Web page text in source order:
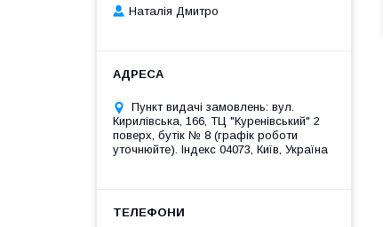
Наталія Дмитро
Пункт видачі замовлень: вул.
Кирилівська, 166, ТЦ "Куренівський" 2
поверх, бутік № 8 (графік роботи
уточнюйте). Індекс 04073, Київ, Україна